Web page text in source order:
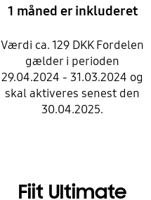
1 måned er inkluderet
Værdi ca. 129 DKK Fordelen
gælder i perioden
29.04.2024 - 31.03.2024 og
skal aktiveres senest den
30.04.2025.
Fiit Ultimate